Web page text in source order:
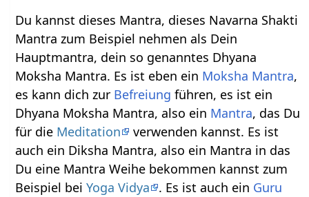
Du kannst dieses Mantra, dieses Navarna Shakti
Mantra zum Beispiel nehmen als Dein
Hauptmantra, dein so genanntes Dhyana
Moksha Mantra. Es ist eben ein Moksha Mantra,
es kann dich zur Befreiung führen, es ist ein
Dhyana Moksha Mantra, also ein Mantra, das Du
für die Meditation
verwenden kannst. Es ist
auch ein Diksha Mantra, also ein Mantra in das
Du eine Mantra Weihe bekommen kannst zum
Beispiel beiYoga Vidya . Es ist auch ein Guru